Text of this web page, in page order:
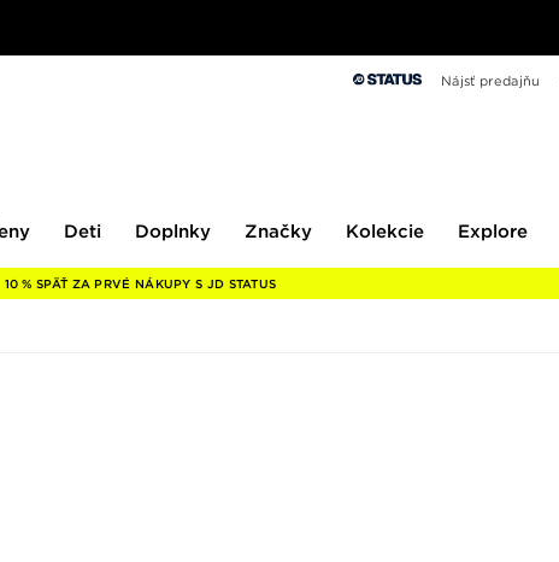
Nájsť predajňu
Deti Doplnky Značky Kolekcie Explore
10 % SPÄŤ ZA PRVÉ NÁKUPY S JD STATUS